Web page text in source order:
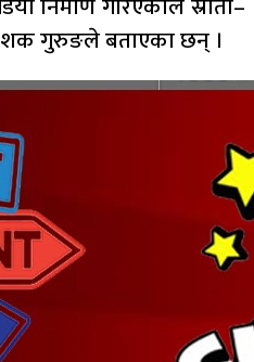
गुरुङले बताएका छन् ।